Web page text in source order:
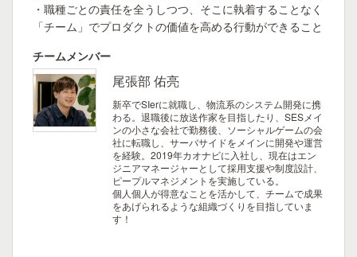
・職種ごとの責任を全うしつつ、そこに執着することなく
「チーム」でプロダクトの価値を高める行動ができること
チームメンバー
尾張部 佑亮
新卒でSIerに就職し、物流系のシステム開発に携
わる。退職後に放送作家を目指したり、SESメイ
ンの小さな会社で勤務後、ソーシャルゲームの会
社に転職し、サーバサイドをメインに開発や運営
を経験。2019年カオナビに入社し、現在はエン
ジニアマネージャーとして採用支援や制度設計、
ピープルマネジメントを実施している。
個人個人が得意なことを活かして、チームで成果
をあげられるような組織づくりを目指していま
す！